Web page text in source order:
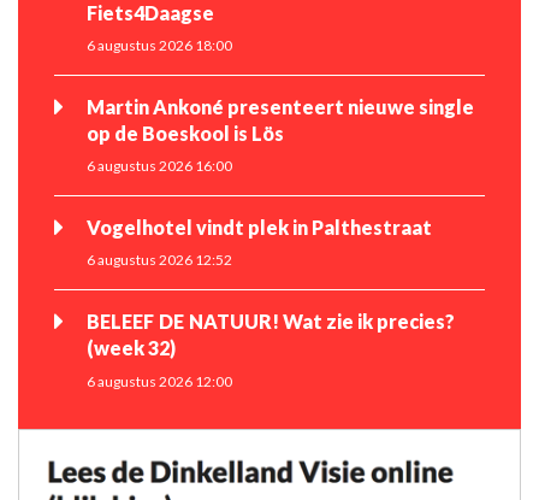
Fiets4Daagse
6 augustus 2026 18:00
Martin Ankoné presenteert nieuwe single
op de Boeskool is Lös
6 augustus 2026 16:00
Vogelhotel vindt plek in Palthestraat
6 augustus 2026 12:52
BELEEF DE NATUUR! Wat zie ik precies?
(week 32)
6 augustus 2026 12:00